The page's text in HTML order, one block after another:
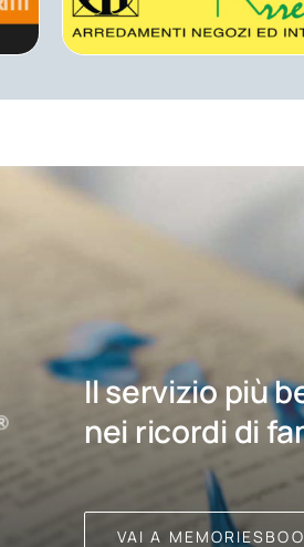
Il servizio più
nei ricordi di
VAI A